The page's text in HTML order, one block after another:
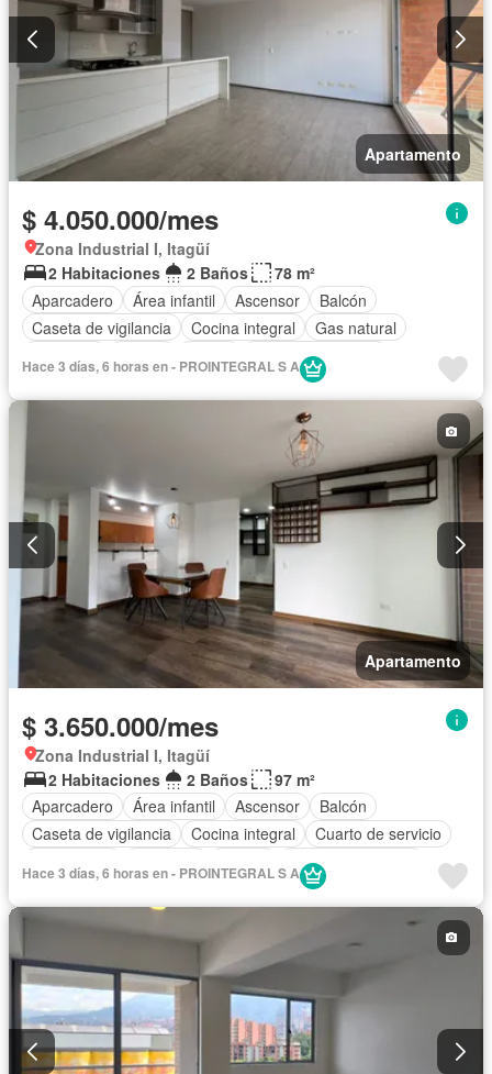
Apartamento
$ 4.050.000/mes
Zona Industrial I, Itagüí
2 Habitaciones
2 Baños
78 m²
Aparcadero
Área infantil Ascensor
Balcón
Caseta de vigilancia
Cocina integral
Gas natural
Seguridad privada
Hace 3 días, 6 horas en - PROINTEGRAL S A
Apartamento
$ 3.650.000/mes
Zona Industrial I, Itagüí
2 Habitaciones
2 Baños
97 m²
Aparcadero
Área infantil Ascensor
Balcón
Caseta de vigilancia
Cocina integral
Cuarto de servicio
Seguridad privada
Hace 3 días, 6 horas en - PROINTEGRAL S A